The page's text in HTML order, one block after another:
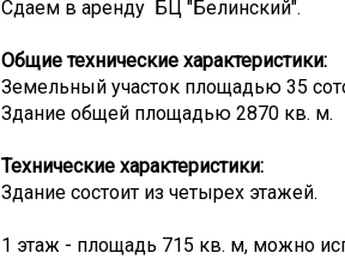
Сдаем в аренду БЦ "Белинский".
Общие технические характеристики:
Земельный участок площадью 35
Здание общей площадью 2870 кв. м.
Технические характеристики:
Здание состоит из четырех этажей.
1 этаж - площадь 715 кв. м, можно